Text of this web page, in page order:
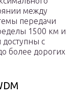
между
передачи
1500 км и
с
более дорогих